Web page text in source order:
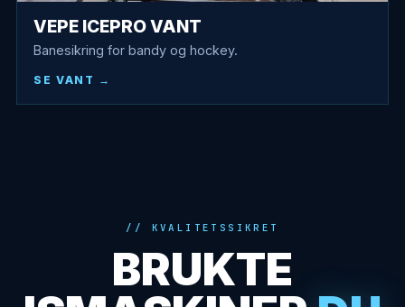
VEPE ICEPRO VANT
Banesikring for bandy og hockey.
SE VANT
KVALITETSSIKRET
BRUKTE